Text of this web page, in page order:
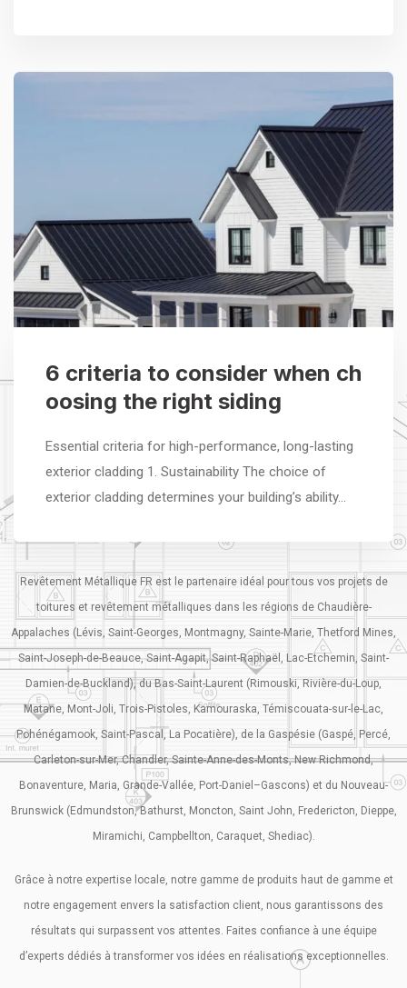
6 criteria to consider when ch
oosing the right siding
Essential criteria for high-performance, long-lasting
exterior cladding 1. Sustainability The choice of
exterior cladding determines your building’s ability…
Revêtement Métallique FR est le partenaire idéal pour tous vos projets de
toitures et revêtement métalliques dans les régions de Chaudière-
Appalaches (Lévis, Saint-Georges, Montmagny, Sainte-Marie, Thetford Mines,
Saint-Joseph-de-Beauce, Saint-Agapit, Saint-Raphaël, Lac-Etchemin, Saint-
Damien-de-Buckland), du Bas-Saint-Laurent (Rimouski, Rivière-du-Loup,
Matane, Mont-Joli, Trois-Pistoles, Kamouraska, Témiscouata-sur-le-Lac,
Pohénégamook, Saint-Pascal, La Pocatière), de la Gaspésie (Gaspé, Percé,
Carleton-sur-Mer, Chandler, Sainte-Anne-des-Monts, New Richmond,
Bonaventure, Maria, Grande-Vallée, Port-Daniel–Gascons) et du Nouveau-
Brunswick (Edmundston, Bathurst, Moncton, Saint John, Fredericton, Dieppe,
Miramichi, Campbellton, Caraquet, Shediac).
Grâce à notre expertise locale, notre gamme de produits haut de gamme et
notre engagement envers la satisfaction client, nous garantissons des
résultats qui surpassent vos attentes. Faites confiance à une équipe
d’experts dédiés à transformer vos idées en réalisations exceptionnelles.